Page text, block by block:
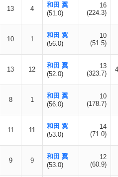
13 4
和田 翼
(51.0)
16
(224.3)
10 1
和田 翼
(56.0)
10
(51.5)
13 12
和田 翼
(52.0)
13
(323.7)
8 1
和田 翼
(56.0)
10
(178.7)
11 11
和田 翼
(53.0)
14
(71.0)
9 9
和田 翼
(53.0)
12
(60.9)